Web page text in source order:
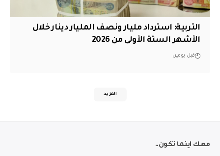
التربية: استرداد مليار ونصف المليار دينار خلال
الأشهر الستة الأولى من 2026
قبل يومين
المزيد
معك اينما تكون..